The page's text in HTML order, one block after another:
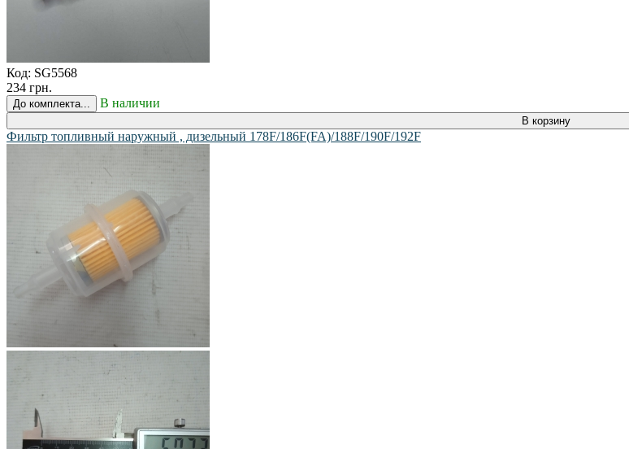
Код: SG5568
234 грн.
До комплекта... В наличии
В корзину
Фильтр топливный наружный , дизельный 178F/186F(FA)/188F/190F/192F